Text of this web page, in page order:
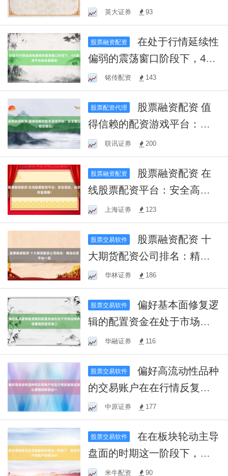
局下，网上配资的风控
英大证券 93
股票融资配资
在处于行情延续性
偏弱的震荡窗口阶段下，4大
配资平台排名最新的
铭传配资 143
股票配资代理
得信赖的配资游戏平台：安
全稳定，助您畅玩！
联讯证券 200
股票融资配资
线股票配资平台：安全高
效，助您财富增值！
上海证券 123
股票交易软件
大期货配资公司排名：精选
优质平台一览
华林证券 186
股票交易软件
偏好基本面修复逻
辑的配置资金在处于市场结
构持续重组的震荡窗口
华融证券 116
股票交易软件
偏好高流动性品种
的交易账户在在行情反复验
证核心逻辑的阶段这一
中原证券 177
股票交易软件
在在板块轮动主导
盘面的时期这一阶段下，配
资开户的账户权限划分
米牛配资 90